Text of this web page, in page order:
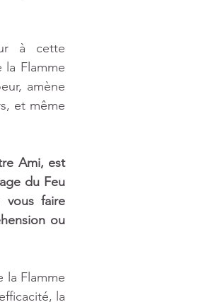
à cette
la Flamme
amène
et même
Ami, est
du Feu
vous faire
ou
la Flamme
la